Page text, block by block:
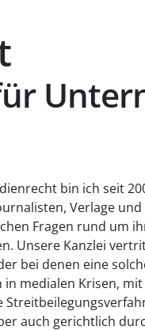
bin ich seit
Verlage
Fragen rund um
Unsere Kanzlei
bei denen eine
medialen Krisen,
auch gerichtlich